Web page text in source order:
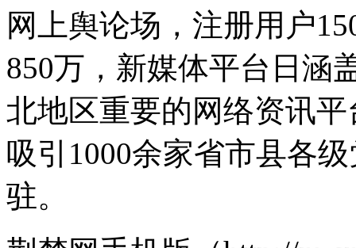
网上舆论场，注册用户
850万，新媒体平台日涵
北地区重要的网络资讯
吸引1000余家省市县各
驻。